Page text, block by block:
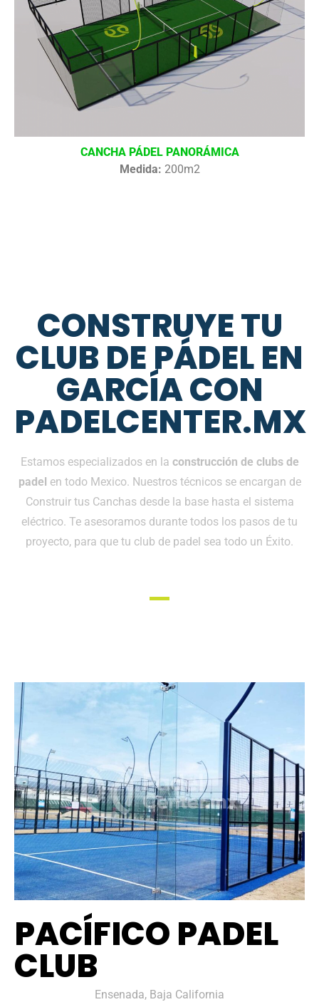
CANCHA PÁDEL PANORÁMICA
Medida: 200m2
CONSTRUYE TU
CLUB DE PÁDEL EN
GARCÍA CON
PADELCENTER.MX
Estamos especializados en la construcción de clubs de
padel en todo Mexico. Nuestros técnicos se encargan de
Construir tus Canchas desde la base hasta el sistema
eléctrico. Te asesoramos durante todos los pasos de tu
proyecto, para que tu club de padel sea todo un Éxito.
PACÍFICO PADEL
CLUB
Ensenada, Baja California